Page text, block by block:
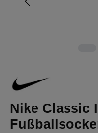
Nike Classic